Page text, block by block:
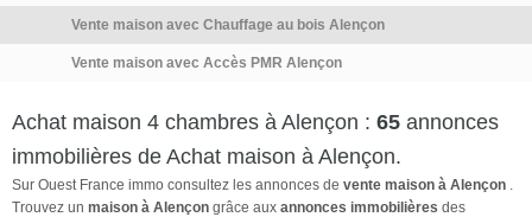
Vente maison avec Chauffage au bois Alençon
Vente maison avec Accès PMR Alençon
Achat maison 4 chambres à Alençon : 65 annonces
immobilières de Achat maison à Alençon.
Sur Ouest France immo consultez les annonces de vente maison à Alençon
Trouvez un maison à Alençon grâce aux annonces immobilières des